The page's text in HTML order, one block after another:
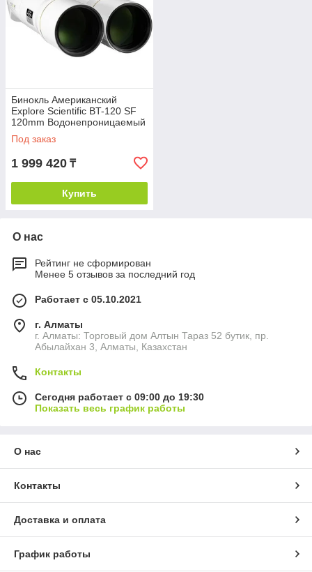
Бинокль Американский
Explore Scientific BT-120 SF
120mm Водонепроницаемый
с Порро Призмой
Под заказ
1 999 420 ₸
Купить
О нас
Рейтинг не сформирован
Менее 5 отзывов за последний год
Работает с 05.10.2021
г. Алматы
г. Алматы: Торговый дом Алтын Тараз 52 бутик, пр.
Абылайхан 3, Алматы, Казахстан
Контакты
Сегодня работает с 09:00 до 19:30
Показать весь график работы
О нас
Контакты
Доставка и оплата
График работы